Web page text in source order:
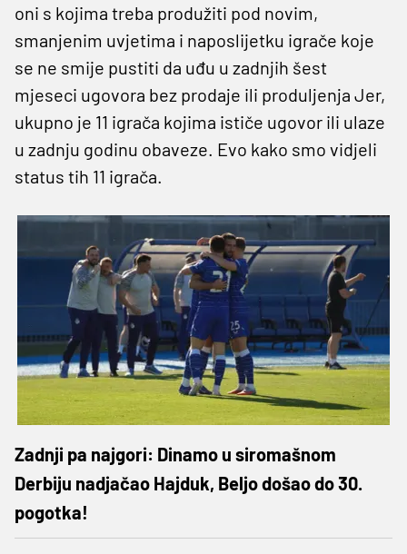
oni s kojima treba produžiti pod novim,
smanjenim uvjetima i naposlijetku igrače koje
se ne smije pustiti da uđu u zadnjih šest
mjeseci ugovora bez prodaje ili produljenja Jer,
ukupno je 11 igrača kojima ističe ugovor ili ulaze
u zadnju godinu obaveze. Evo kako smo vidjeli
status tih 11 igrača.
Zadnji pa najgori: Dinamo u siromašnom
Derbiju nadjačao Hajduk, Beljo došao do 30.
pogotka!